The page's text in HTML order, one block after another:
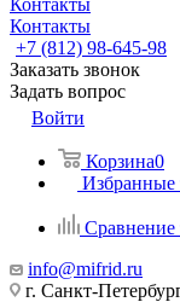
Контакты
Контакты
+7 (812) 98-645-98
Заказать звонок
Задать вопрос
Войти
Корзина0
Избранные
Сравнение
info@mifrid.ru
г. Санкт-